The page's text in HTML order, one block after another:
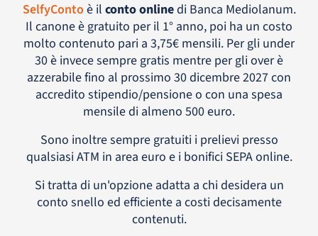
SelfyContoè il conto onlinedi Banca Mediolanum.
Il canone è gratuito per il 1° anno, poi ha un costo
molto contenuto pari a 3,75€ mensili. Per gli under
30 è invece sempre gratis mentre per gli over è
azzerabile fino al prossimo 30 dicembre 2027 con
accredito stipendio/pensione o con una spesa
mensile di almeno 500 euro.
Sono inoltre sempre gratuiti i prelievi presso
qualsiasi ATM in area euro e i bonifici SEPA online.
Si tratta di un'opzione adatta a chi desidera un
conto snello ed efficiente a costi decisamente
contenuti.